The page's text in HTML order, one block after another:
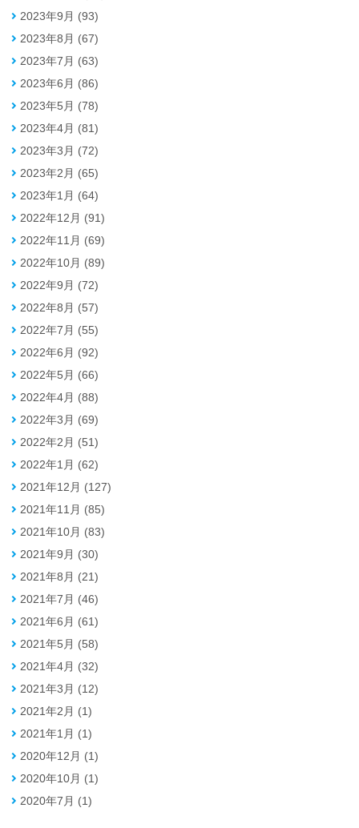
2023年9月 (93)
2023年8月 (67)
2023年7月 (63)
2023年6月 (86)
2023年5月 (78)
2023年4月 (81)
2023年3月 (72)
2023年2月 (65)
2023年1月 (64)
2022年12月 (91)
2022年11月 (69)
2022年10月 (89)
2022年9月 (72)
2022年8月 (57)
2022年7月 (55)
2022年6月 (92)
2022年5月 (66)
2022年4月 (88)
2022年3月 (69)
2022年2月 (51)
2022年1月 (62)
2021年12月 (127)
2021年11月 (85)
2021年10月 (83)
2021年9月 (30)
2021年8月 (21)
2021年7月 (46)
2021年6月 (61)
2021年5月 (58)
2021年4月 (32)
2021年3月 (12)
2021年2月 (1)
2021年1月 (1)
2020年12月 (1)
2020年10月 (1)
2020年7月 (1)